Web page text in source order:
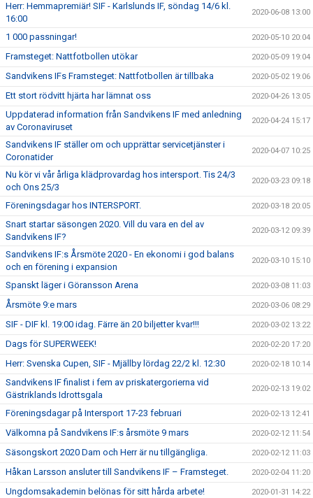
Herr: Hemmapremiär! SIF - Karlslunds IF, söndag 14/6 kl.
16:00
2020-06-08 13:00
1 000 passningar! 2020-05-10 20:04
Framsteget: Nattfotbollen utökar 2020-05-09 19:04
Sandvikens IFs Framsteget: Nattfotbollen är tillbaka 2020-05-02 19:06
Ett stort rödvitt hjärta har lämnat oss 2020-04-26 13:05
Uppdaterad information från Sandvikens IF med anledning
av Coronaviruset
2020-04-24 15:17
Sandvikens IF ställer om och upprättar servicetjänster i
Coronatider
2020-04-07 10:25
Nu kör vi vår årliga klädprovardag hos intersport. Tis 24/3
och Ons 25/3
2020-03-23 09:18
Föreningsdagar hos INTERSPORT. 2020-03-18 20:05
Snart startar säsongen 2020. Vill du vara en del av
Sandvikens IF?
2020-03-12 09:39
Sandvikens IF:s Årsmöte 2020 - En ekonomi i god balans
och en förening i expansion
2020-03-10 15:10
Spanskt läger i Göransson Arena 2020-03-08 11:03
Årsmöte 9:e mars 2020-03-06 08:29
SIF - DIF kl. 19:00 idag. Färre än 20 biljetter kvar!!! 2020-03-02 13:22
Dags för SUPERWEEK! 2020-02-20 17:20
Herr: Svenska Cupen, SIF - Mjällby lördag 22/2 kl. 12:30 2020-02-18 10:14
Sandvikens IF finalist i fem av priskatergorierna vid
Gästriklands Idrottsgala
2020-02-13 19:02
Föreningsdagar på Intersport 17-23 februari 2020-02-13 12:41
Välkomna på Sandvikens IF:s årsmöte 9 mars 2020-02-12 11:54
Säsongskort 2020 Dam och Herr är nu tillgängliga. 2020-02-12 11:03
Håkan Larsson ansluter till Sandvikens IF – Framsteget. 2020-02-04 11:20
Ungdomsakademin belönas för sitt hårda arbete! 2020-01-31 14:22